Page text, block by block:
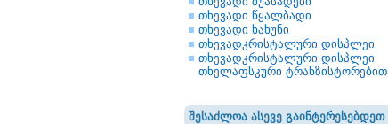
თხევადი წყალბადი
თხევადი ხახუნი
თხევადკრისტალური დისპლეი
თხევადკრისტალური დისპლეი
თხელაფსკური ტრანზისტორებით
შესაძლოა ასევე გაინტერესებდეთ